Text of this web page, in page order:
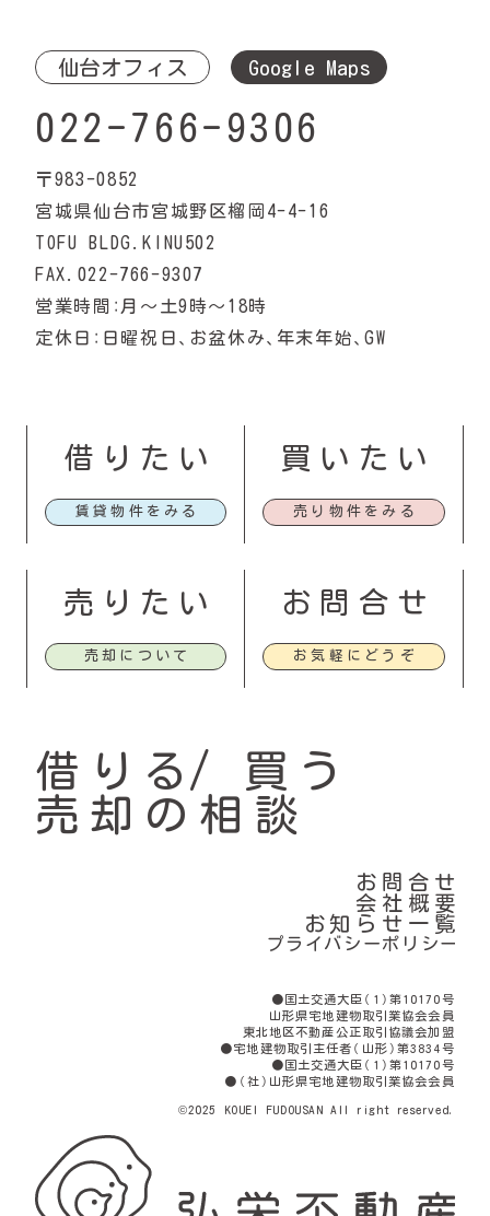
仙台オフィス Google Maps
022-766-9306
〒983-0852
宮城県仙台市宮城野区榴岡4-4-16
TOFU BLDG.KINU502
FAX.022-766-9307
営業時間：月〜土9時〜18時
定休日：日曜祝日、お盆休み、年末年始、GW
借りたい
賃貸物件をみる
買いたい
売り物件をみる
売りたい
売却について
お問合せ
お気軽にどうぞ
借りる
買う
売却の相談
お問合せ
会社概要
お知らせ一覧
プライバシーポリシー
●国土交通大臣（1）第10170号
山形県宅地建物取引業協会会員
東北地区不動産公正取引協議会加盟
●宅地建物取引主任者（山形）第3834号
●国土交通大臣（1）第10170号
●（社）山形県宅地建物取引業協会会員
©2025 KOUEI FUDOUSAN All right reserved.